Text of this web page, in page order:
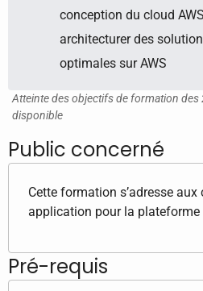
conception du cloud
architecturer des
optimales sur AWS
Atteinte des objectifs de formation des
disponible
Public concerné
Cette formation s’adresse aux
application pour la plateforme
Pré-requis